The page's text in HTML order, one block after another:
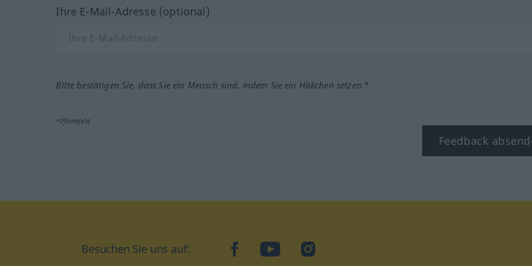
Ihre E-Mail-Adresse (optional)
Bitte bestätigen Sie, dass Sie ein Mensch sind, indem Sie ein Häkchen setzen.*
*Pflichtfeld
Feedback
Besuchen Sie uns auf: facebookYouTubeInstagram